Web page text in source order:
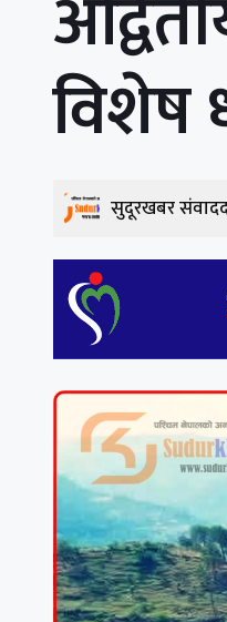
विशेष
सुदूरखबर